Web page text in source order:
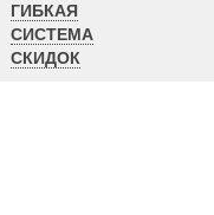
ГИБКАЯ
СИСТЕМА
СКИДОК